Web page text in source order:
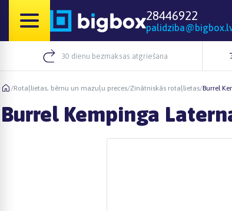
28446922
30 dienu bezmaksas atgriešana
/Rotaļlietas, bērnu un mazuļu preces/Zinātniskās rotaļlietas/Burrel
Burrel Kempinga